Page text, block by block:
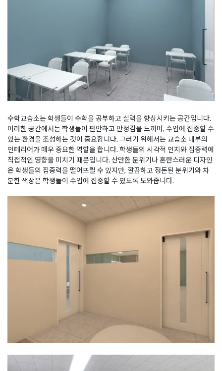
수학교습소는 학생들이 수학을 공부하고 실력을 향상시키는 공간입니다.
이러한 공간에서는 학생들이 편안하고 안정감을 느끼며, 수업에 집중할 수
있는 환경을 조성하는 것이 중요합니다. 그러기 위해서는 교습소 내부의
인테리어가 매우 중요한 역할을 합니다. 학생들의 시각적 인지와 집중력에
직접적인 영향을 미치기 때문입니다. 산만한 분위기나 혼란스러운 디자인
은 학생들의 집중력을 떨어뜨릴 수 있지만, 깔끔하고 정돈된 분위기와 차
분한 색상은 학생들이 수업에 집중할 수 있도록 도와줍니다.